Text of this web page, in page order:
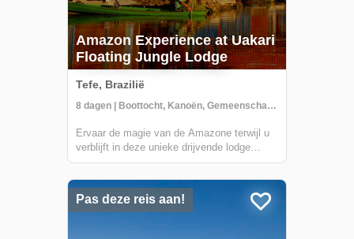
Amazon Experience at Uakari
Floating Jungle Lodge
Tefe, Brazilië
8 dagen | Boottocht, Kanoën, Gemeenschapsbezoek
Ervaar de magie van de Amazone terwijl u
verblijft in deze unieke drijvende lodge
gelegen in het Mamirauá Duurzaam
seizoen zult u wandelingen maken op
bospaden op zoek naar zeldzame vogels en
Pas deze reis aan!